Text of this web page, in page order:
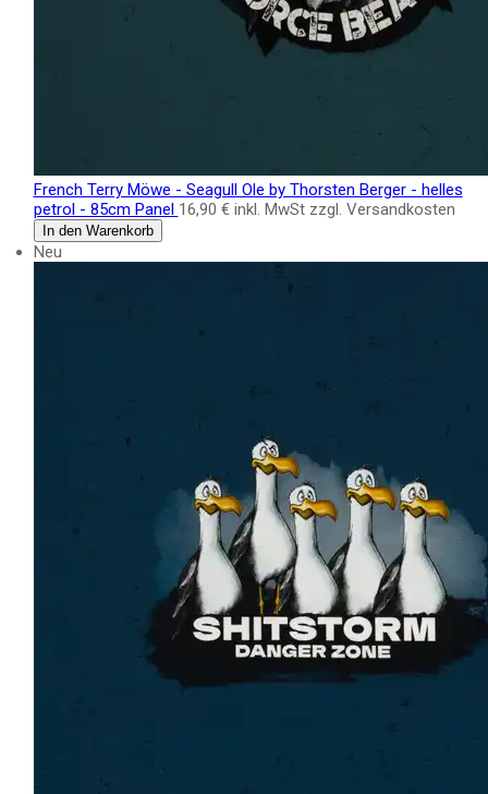
French Terry Möwe - Seagull Ole by Thorsten Berger - helles
petrol - 85cm Panel 16,90 € inkl. MwSt zzgl. Versandkosten
In den Warenkorb
Neu